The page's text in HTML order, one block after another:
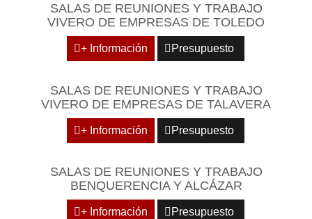
SALAS DE REUNIONES Y TRABAJO
VIVERO DE EMPRESAS DE TOLEDO
+ Información Presupuesto
SALAS DE REUNIONES Y TRABAJO
VIVERO DE EMPRESAS DE TALAVERA
+ Información Presupuesto
SALAS DE REUNIONES Y TRABAJO
BENQUERENCIA Y ALCÁZAR
+ Información Presupuesto